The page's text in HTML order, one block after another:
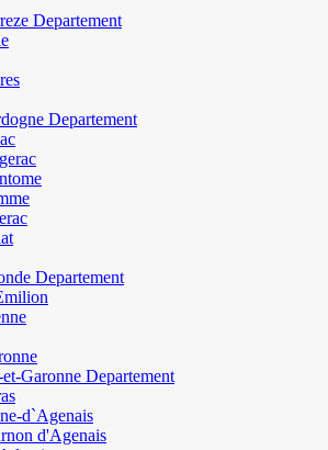
Departement
Departement
Departement
Garonne Departement
d`Agenais
d'Agenais